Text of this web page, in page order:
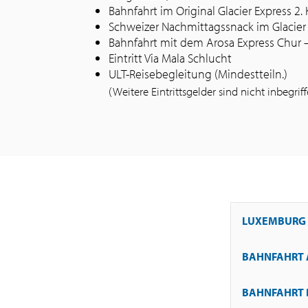
Bahnfahrt im Original Glacier Express
Schweizer Nachmittagssnack im Glacier
Bahnfahrt mit dem Arosa Express Chur
Eintritt Via Mala Schlucht
ULT-Reisebegleitung (Mindestteiln.)
(Weitere Eintrittsgelder sind nicht
LUXEMBURG
Abfahrt um
BAHNFAHRT
Nach dem
BAHNFAHRT